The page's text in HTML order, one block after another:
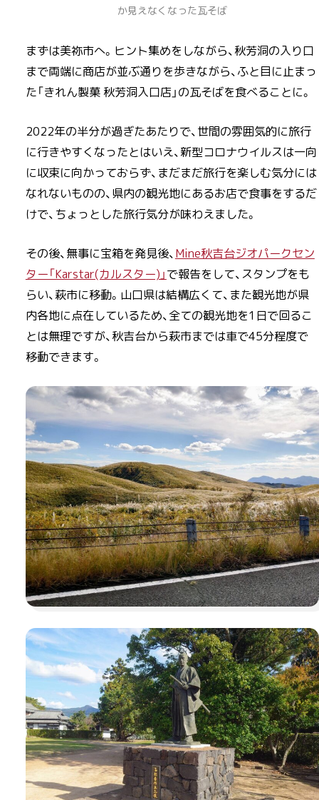
か見えなくなった瓦そば
まずは美祢市へ。ヒント集めをしながら、秋芳洞の入り口
まで両端に商店が並ぶ通りを歩きながら、ふと目に止まっ
た「きれん製菓 秋芳洞入口店」の瓦そばを食べることに。
2022年の半分が過ぎたあたりで、世間の雰囲気的に旅行
に行きやすくなったとはいえ、新型コロナウイルスは一向
に収束に向かっておらず、まだまだ旅行を楽しむ気分には
なれないものの、県内の観光地にあるお店で食事をするだ
けで、ちょっとした旅行気分が味わえました。
その後、無事に宝箱を発見後、Mine秋吉台ジオパークセン
ター「Karstar(カルスター)」で報告をして、スタンプをも
らい、萩市に移動。山口県は結構広くて、また観光地が県
内各地に点在しているため、全ての観光地を1日で回るこ
とは無理ですが、秋吉台から萩市までは車で45分程度で
移動できます。